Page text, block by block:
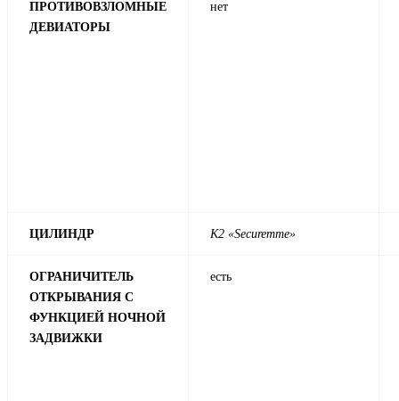
ПРОТИВОВЗЛОМНЫЕ
ДЕВИАТОРЫ
нет
ЦИЛИНДР К2 «Securemme»
ОГРАНИЧИТЕЛЬ
ОТКРЫВАНИЯ С
ФУНКЦИЕЙ НОЧНОЙ
ЗАДВИЖКИ
есть